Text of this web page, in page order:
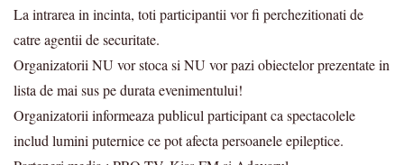
La intrarea in incinta, toti participantii vor fi perchezitionati de
catre agentii de securitate.
Organizatorii NU vor stoca si NU vor pazi obiectelor prezentate in
lista de mai sus pe durata evenimentului!
Organizatorii informeaza publicul participant ca spectacolele
includ lumini puternice ce pot afecta persoanele epileptice.